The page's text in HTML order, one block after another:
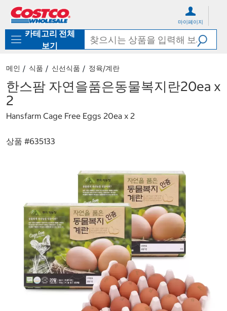
로
기
가
마이페이지
카테고리 전체
보기
메인 식품 신선식품 정육/계란
한스팜 자연을품은동물복지란20ea x
2
Hansfarm Cage Free Eggs 20ea x 2
상품 #635133